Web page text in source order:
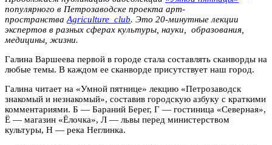
популярного в Петрозаводске проекта арт-
пространства Agriculture_club. Это 20-минутные лекции
экспертов в разных сферах культуры, науки, образования,
медицины, жизни.
Галина Варшеева первой в городе стала составлять сканворды на
любые темы. В каждом ее сканворде присутствует наш город.
Галина читает на «Умной пятнице» лекцию «Петрозаводск
знакомый и незнакомый», составив городскую азбуку с краткими
комментариями. Б — Бараний Берег, Г — гостиница «Северная»,
Ё — магазин «Ёлочка», Л — львы перед министерством
культуры, Н — река Неглинка.